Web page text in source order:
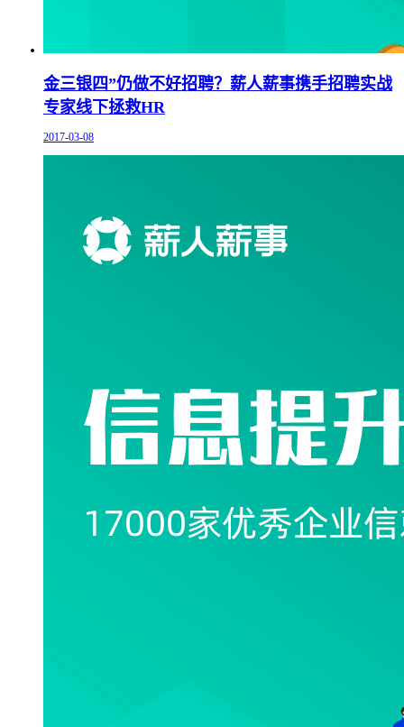
金三银四”仍做不好招聘？薪人薪事携手招聘实战
专家线下拯救HR
2017-03-08